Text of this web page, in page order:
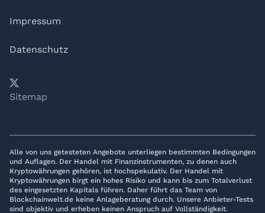
Impressum
Datenschutz
YouTube
𝕏LinkedIn
Telegram
Sitemap
Alle von uns getesteten Angebote unterliegen bestimmten Bedingungen
und Auflagen. Der Handel mit Finanzinstrumenten, zu denen auch
Kryptowährungen gehören, ist hochspekulativ. Der Handel mit
Kryptowährungen birgt ein hohes Risiko und kann bis zum Totalverlust
des eingesetzten Kapitals führen. Daher führt das Team von
Blockchainwelt.de keine Anlageberatung durch. Unsere Anbieter-Tests
sind objektiv und erheben keinen Anspruch auf Vollständigkeit.